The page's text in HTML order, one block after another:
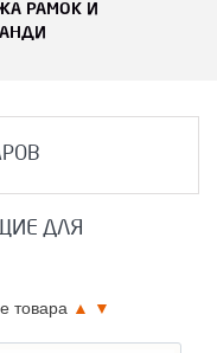
РАМОК И
ДЛЯ
товара ▲ ▼